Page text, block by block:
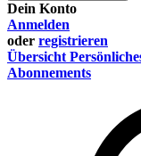
Dein Konto
Anmelden
oder registrieren
Übersicht
Abonnements